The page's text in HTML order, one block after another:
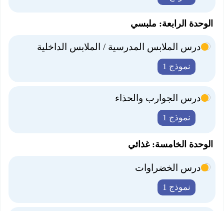
الوحدة الرابعة: ملبسي
درس الملابس المدرسية / الملابس الداخلية
نموذج 1
درس الجوارب والحذاء
نموذج 1
الوحدة الخامسة: غذائي
درس الخضراوات
نموذج 1